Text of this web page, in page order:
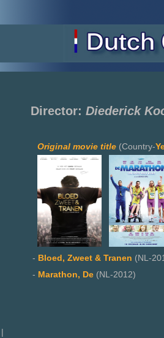
Director: Diederick
Original movie title (Country-
- Bloed, Zweet & Tranen (NL-
- Marathon, De (NL-2012)